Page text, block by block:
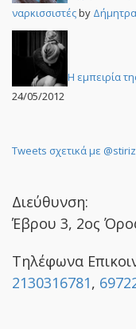
ναρκισσιστέςby
Η εμπειρία
24/05/2012
Tweets σχετικά με
Διεύθυνση:
Έβρου 3, 2ος
Τηλέφωνα
2130316781,